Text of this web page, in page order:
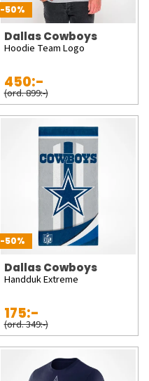
-50%
Dallas Cowboys
Hoodie Team Logo
450:-
(ord. 899:-)
-50%
Dallas Cowboys
Handduk Extreme
175:-
(ord. 349:-)